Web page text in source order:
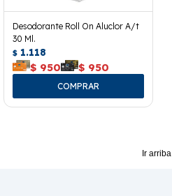
Desodorante Roll On Aluclor A/t
30 Ml.
$ 1.118
$ 950 $ 950
Ir arriba